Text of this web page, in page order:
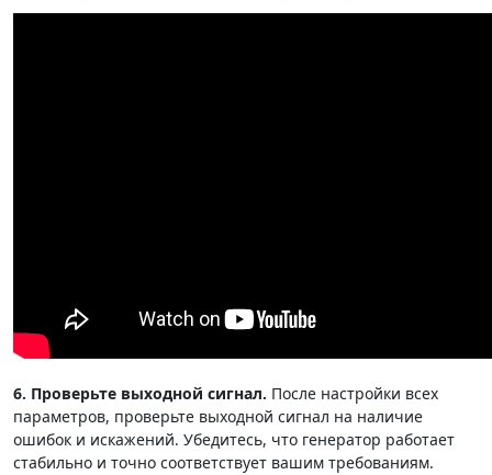
6. Проверьте выходной сигнал. После настройки всех
параметров, проверьте выходной сигнал на наличие
ошибок и искажений. Убедитесь, что генератор работает
стабильно и точно соответствует вашим требованиям.